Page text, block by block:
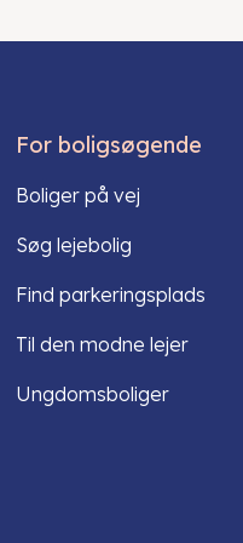
For boligsøgende
Boliger på vej
Søg lejebolig
Find parkeringsplads
Til den modne lejer
Ungdomsboliger